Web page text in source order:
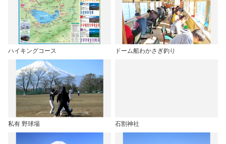
ハイキングコース ドーム船わかさぎ釣り
私有 野球場 石割神社